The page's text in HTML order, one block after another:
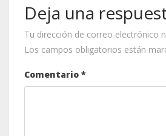
Deja una
Tu dirección de correo electrónico
Los campos obligatorios están
Comentario *